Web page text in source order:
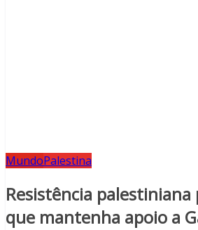
MundoPalestina
Resistência palestiniana
que mantenha apoio a